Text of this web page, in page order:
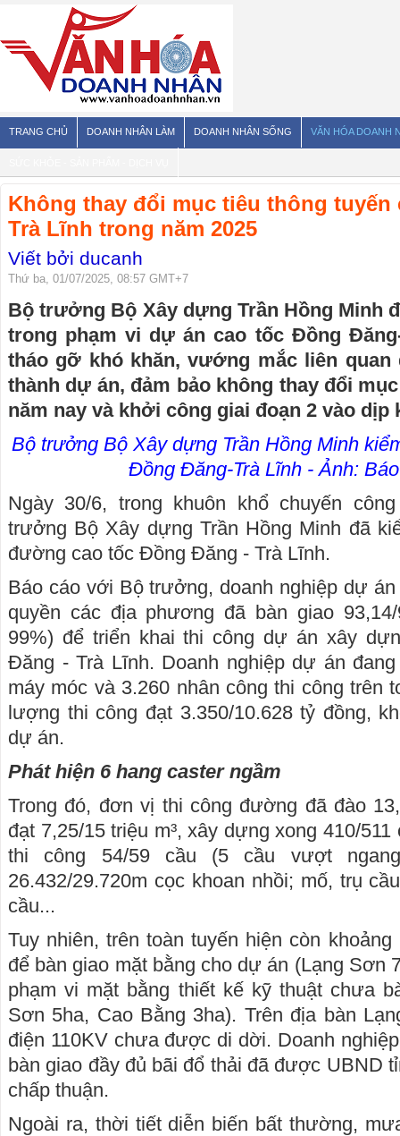
TRANG CHỦ DOANH NHÂN LÀM DOANH NHÂN SỐNG VĂN HÓA DOANH
Không thay đổi mục tiêu thông
Trà Lĩnh trong năm 2025
Viết bởi ducanh
Thứ ba, 01/07/2025, 08:57 GMT+7
Bộ trưởng Bộ Xây dựng Trần Hồng Minh
trong phạm vi dự án cao tốc Đồng
tháo gỡ khó khăn, vướng mắc liên quan
thành dự án, đảm bảo không thay đổi
năm nay và khởi công giai đoạn 2 vào dịp
Bộ trưởng Bộ Xây dựng Trần Hồng Minh
Đồng Đăng-Trà Lĩnh - Ảnh:
Ngày 30/6, trong khuôn khổ chuyến
trưởng Bộ Xây dựng Trần Hồng Minh đã
đường cao tốc Đồng Đăng - Trà Lĩnh.
Báo cáo với Bộ trưởng, doanh nghiệp dự
quyền các địa phương đã bàn giao
99%) để triển khai thi công dự án xây
Đăng - Trà Lĩnh. Doanh nghiệp dự án
máy móc và 3.260 nhân công thi công trên
lượng thi công đạt 3.350/10.628 tỷ đồng,
dự án.
Phát hiện 6 hang caster ngầm
Trong đó, đơn vị thi công đường đã đào
đạt 7,25/15 triệu m³, xây dựng xong 410/
thi công 54/59 cầu (5 cầu vượt
26.432/29.720m cọc khoan nhồi; mố, trụ
cầu...
Tuy nhiên, trên toàn tuyến hiện còn
để bàn giao mặt bằng cho dự án (Lạng Sơn
phạm vi mặt bằng thiết kế kỹ thuật chưa
Sơn 5ha, Cao Bằng 3ha). Trên địa bàn
điện 110KV chưa được di dời. Doanh
bàn giao đầy đủ bãi đổ thải đã được UBND
chấp thuận.
Ngoài ra, thời tiết diễn biến bất thường,